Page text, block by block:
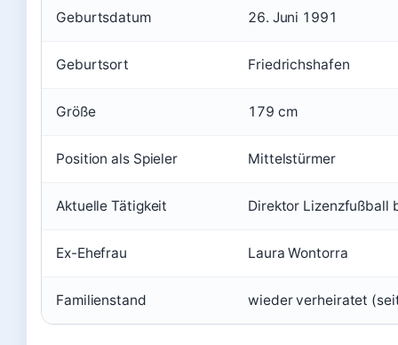
Geburtsdatum 26. Juni 1991
Geburtsort Friedrichshafen
Größe 179 cm
Position als Spieler Mittelstürmer
Aktuelle Tätigkeit Direktor Lizenzfußball
Ex-Ehefrau Laura Wontorra
Familienstand wieder verheiratet